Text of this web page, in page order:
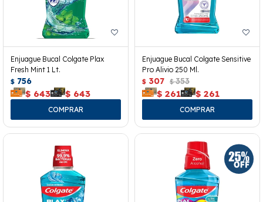
Enjuague Bucal Colgate Plax
Fresh Mint 1 Lt.
$ 756
$ 643 $ 643
Enjuague Bucal Colgate Sensitive
Pro Alivio 250 Ml.
$ 307 $ 353
$ 261 $ 261